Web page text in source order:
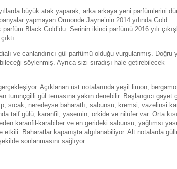
büyük atak yaparak, arka arkaya yeni parfümlerini
yapmayan Ormonde Jayne’nin 2014 yılında Gold
Black Gold’du. Serinin ikinci parfümü 2016 yılı
ve canlandırıcı gül parfümü olduğu vurgulanmış. Doğru
söylenmiş. Ayrıca sizi sıradışı hale getirebilecek
Açıklanan üst notalarında yeşil limon,
gül temasına yakın denebilir. Başlangıcı gayet
sıcak, neredeyse baharatlı, sabunsu, kremsi, vazelinsi
taif gülü, karanfil, yasemin, orkide ve nilüfer var. Orta
karanfil-karabiber ve en gerideki sabunsu, yağlımsı
etkili. Baharatlar kapanışta algılanabiliyor. Alt notalarda
sonlanmasını sağlıyor.